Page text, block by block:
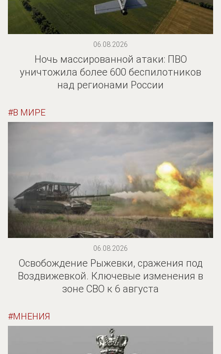
06.08.2026
Ночь массированной атаки: ПВО
уничтожила более 600 беспилотников
над регионами России
В МИРЕ
06.08.2026
Освобождение Рыжевки, сражения под
Воздвижевкой. Ключевые изменения в
зоне СВО к 6 августа
МНЕНИЯ